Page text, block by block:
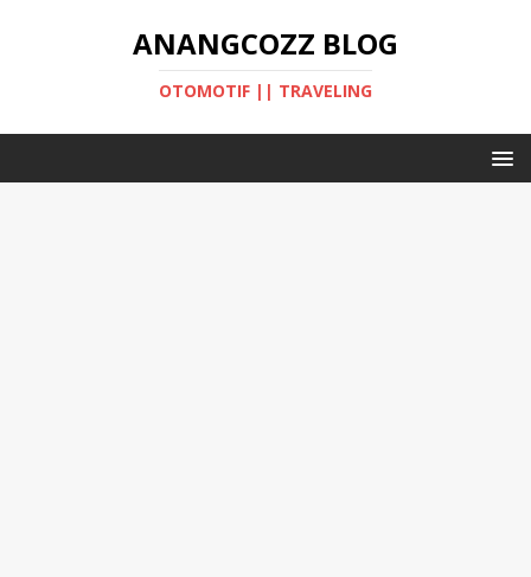
ANANGCOZZ BLOG
OTOMOTIF || TRAVELING